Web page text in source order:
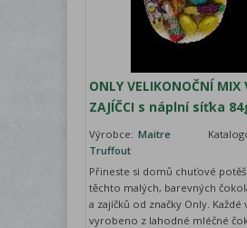
ONLY VELIKONOČNÍ MIX
ZAJÍČCI s náplní síťka
Výrobce: Maitre
Truffout
Přineste si domů chuťové
těchto malých, barevných
a zajíčků od značky Only. Každé
vyrobeno z lahodné mléčné